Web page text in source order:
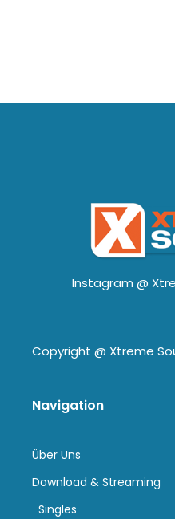
Instagram @
Copyright @ Xtreme
Navigation
Über Uns
Download & Streaming
Singles